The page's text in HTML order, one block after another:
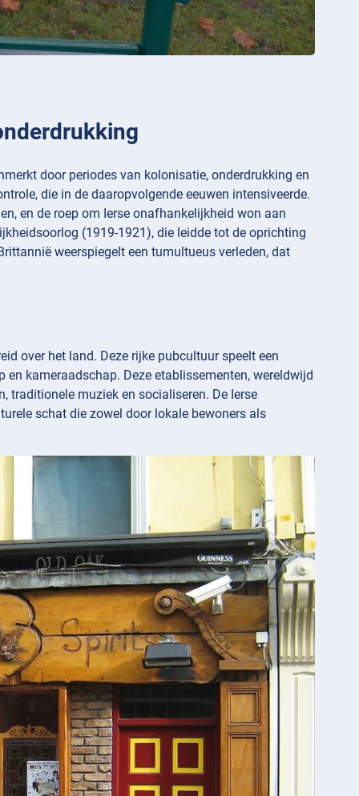
door periodes van kolonisatie, onderdrukking en
die in de daaropvolgende eeuwen intensiveerde.
en de roep om Ierse onafhankelijkheid won aan
(1919-1921), die leidde tot de oprichting
weerspiegelt een tumultueus verleden, dat
over het land. Deze rijke pubcultuur speelt een
en kameraadschap. Deze etablissementen, wereldwijd
traditionele muziek en socialiseren. De Ierse
schat die zowel door lokale bewoners als